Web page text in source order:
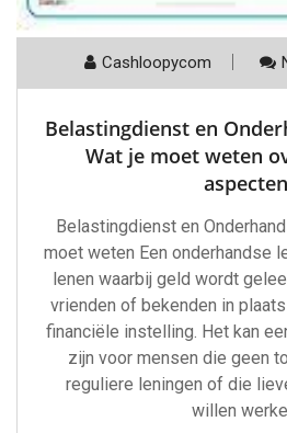
Cashloopycom
Belastingdienst en
Wat je moet weten
aspecten
Belastingdienst en
moet weten Een onderhandse
lenen waarbij geld wordt
vrienden of bekenden in
financiële instelling. Het kan
zijn voor mensen die geen
reguliere leningen of die
willen